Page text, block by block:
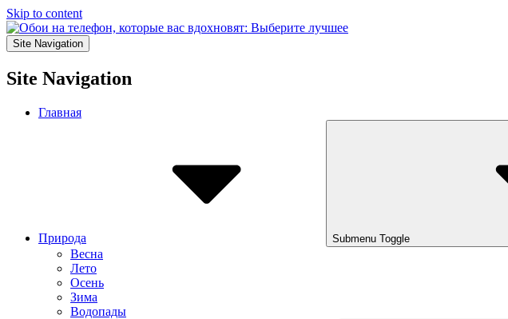
Skip to content
Site Navigation
Site Navigation
Главная
Природа Submenu Toggle
Весна
Лето
Осень
Зима
Водопады